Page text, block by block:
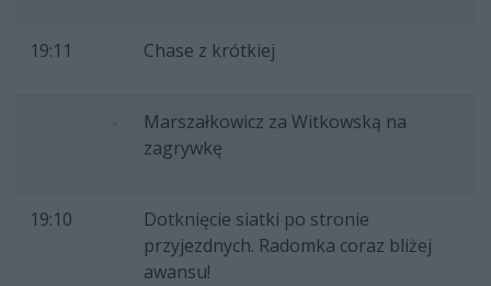
19:11 Chase z krótkiej
Marszałkowicz za Witkowską na
zagrywkę
19:10
Dotknięcie siatki po stronie
przyjezdnych. Radomka coraz bliżej
awansu!